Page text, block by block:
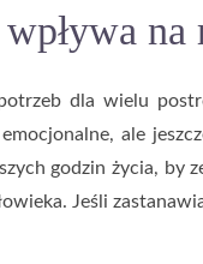
dla wielu
ale
godzin życia, by
Jeśli